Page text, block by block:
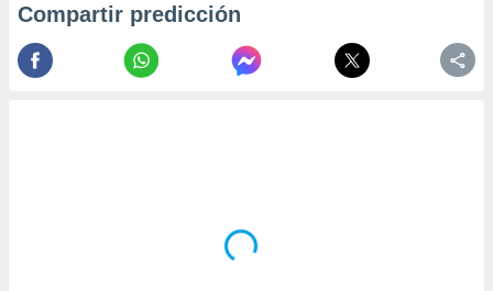
Compartir predicción